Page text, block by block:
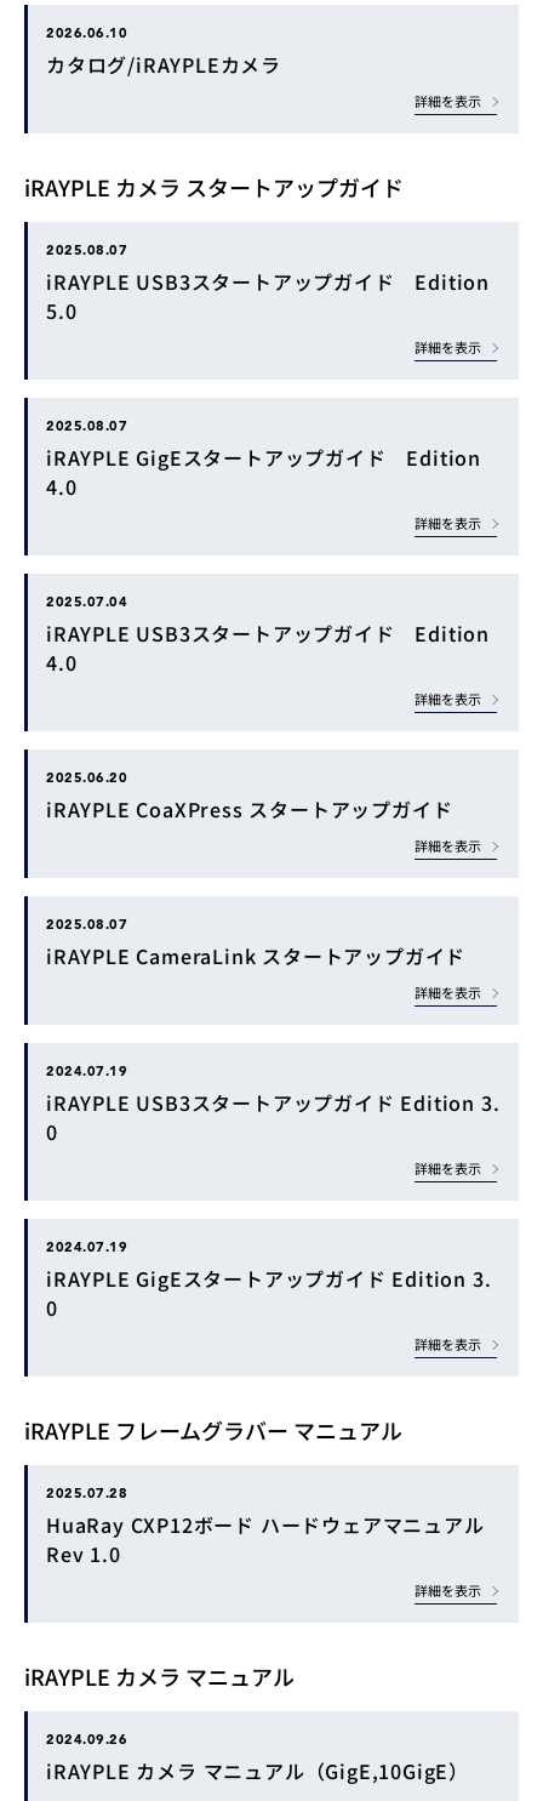
2026.06.10
カタログ/iRAYPLEカメラ
詳細を表示
iRAYPLE カメラ スタートアップガイド
2025.08.07
iRAYPLE USB3スタートアップガイド Edition
5.0
詳細を表示
2025.08.07
iRAYPLE GigEスタートアップガイド Edition
4.0
詳細を表示
2025.07.04
iRAYPLE USB3スタートアップガイド Edition
4.0
詳細を表示
2025.06.20
iRAYPLE CoaXPress スタートアップガイド
詳細を表示
2025.08.07
iRAYPLE CameraLink スタートアップガイド
詳細を表示
2024.07.19
iRAYPLE USB3スタートアップガイド Edition 3.
0
詳細を表示
2024.07.19
iRAYPLE GigEスタートアップガイド Edition 3.
0
詳細を表示
iRAYPLE フレームグラバー マニュアル
2025.07.28
HuaRay CXP12ボード ハードウェアマニュアル
Rev 1.0
詳細を表示
iRAYPLE カメラ マニュアル
2024.09.26
iRAYPLE カメラ マニュアル（GigE,10GigE）